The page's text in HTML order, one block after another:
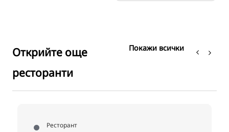
Открийте още
ресторанти
Покажи всички
Ресторант